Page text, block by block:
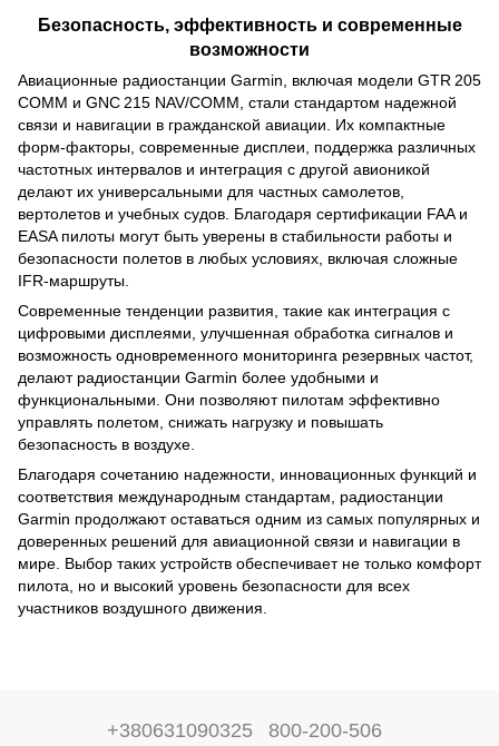
Безопасность, эффективность и современные
возможности
Авиационные радиостанции Garmin, включая модели GTR 205
COMM и GNC 215 NAV/COMM, стали стандартом надежной
связи и навигации в гражданской авиации. Их компактные
форм‑факторы, современные дисплеи, поддержка различных
частотных интервалов и интеграция с другой авионикой
делают их универсальными для частных самолетов,
вертолетов и учебных судов. Благодаря сертификации FAA и
EASA пилоты могут быть уверены в стабильности работы и
безопасности полетов в любых условиях, включая сложные
IFR‑маршруты.
Современные тенденции развития, такие как интеграция с
цифровыми дисплеями, улучшенная обработка сигналов и
возможность одновременного мониторинга резервных частот,
делают радиостанции Garmin более удобными и
функциональными. Они позволяют пилотам эффективно
управлять полетом, снижать нагрузку и повышать
безопасность в воздухе.
Благодаря сочетанию надежности, инновационных функций и
соответствия международным стандартам, радиостанции
Garmin продолжают оставаться одним из самых популярных и
доверенных решений для авиационной связи и навигации в
мире. Выбор таких устройств обеспечивает не только комфорт
пилота, но и высокий уровень безопасности для всех
участников воздушного движения.
+380631090325 800-200-506